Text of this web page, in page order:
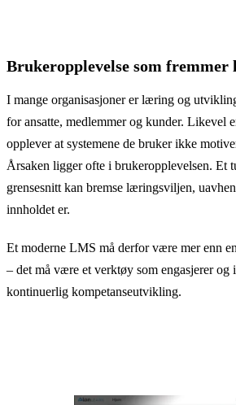
Brukeropplevelse som
I mange organisasjoner er læring og
for ansatte, medlemmer og kunder. Likevel
opplever at systemene de bruker ikke
Årsaken ligger ofte i brukeropplevelsen. Et
grensesnitt kan bremse læringsviljen,
innholdet er.
Et moderne LMS må derfor være mer enn
– det må være et verktøy som engasjerer og
kontinuerlig kompetanseutvikling.